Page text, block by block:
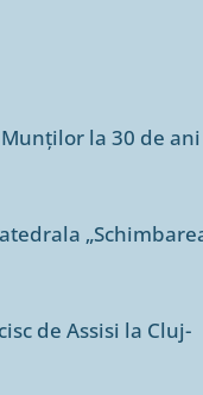
la 30 de ani
de Assisi la Cluj-